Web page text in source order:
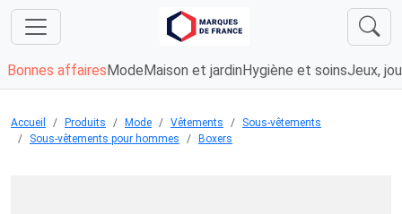
Bonnes affaires Mode Maison et jardin Hygiène et soinsJeux,
Accueil Produits Mode Vêtements
Sous-vêtements
Sous-vêtements pour hommes
Boxers